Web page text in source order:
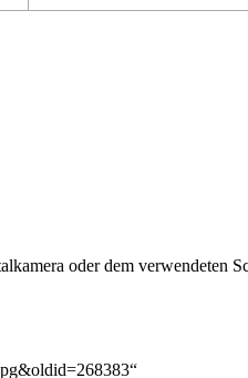
oder dem verwendeten
“